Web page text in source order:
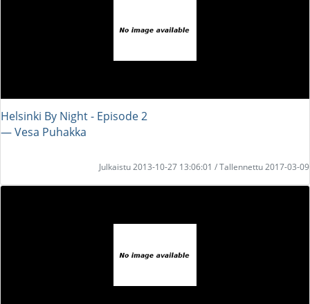
Helsinki By Night - Episode 2
― Vesa Puhakka
Julkaistu 2013-10-27 13:06:01 / Tallennettu 2017-03-09